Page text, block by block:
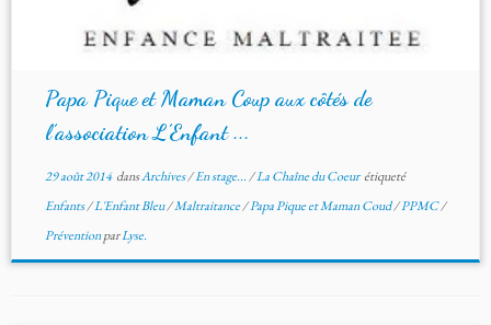
Papa Pique et Maman Coup aux côtés de
l’association L’Enfant ...
29 août 2014dansArchives/En stage.../La Chaîne du Coeur étiqueté
Enfants/L'Enfant Bleu/Maltraitance/Papa Pique et Maman Coud/PPMC/
PréventionparLyse.